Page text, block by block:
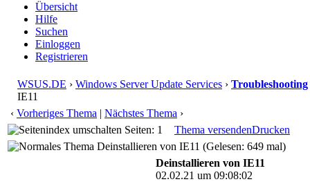
Übersicht
Hilfe
Suchen
Einloggen
Registrieren
WSUS.DE › Windows Server Update Services › Troubleshooting
IE11
‹ Vorheriges Thema | Nächstes Thema ›
Seiten: 1
Thema versendenDrucken
Deinstallieren von IE11 (Gelesen: 649 mal)
Deinstallieren von IE11
02.02.21 um 09:08:02